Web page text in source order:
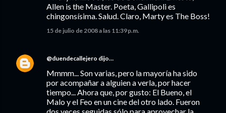
Allen is the Master. Poeta, Gallipoli es
chingonsísima. Salud. Claro, Marty es The Boss!
15 de julio de 2008 a las 11:39 p.m.
@duendecallejero dijo…
Mmmm... Son varias, pero la mayoría ha sido
por acompañar a alguien a verla, por hacer
tiempo... Ahora que, por gusto: El Bueno, el
Malo y el Feo en un cine del otro lado. Fueron